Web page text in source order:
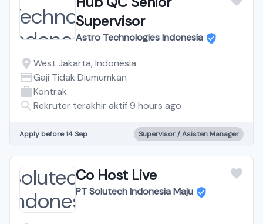
Supervisor
Astro Technologies Indonesia
West Jakarta, Indonesia
Gaji Tidak Diumumkan
Kontrak
Rekruter terakhir aktif 9 hours ago
Apply before 14 Sep Supervisor / Asisten Manager
Co Host Live
PT Solutech Indonesia Maju